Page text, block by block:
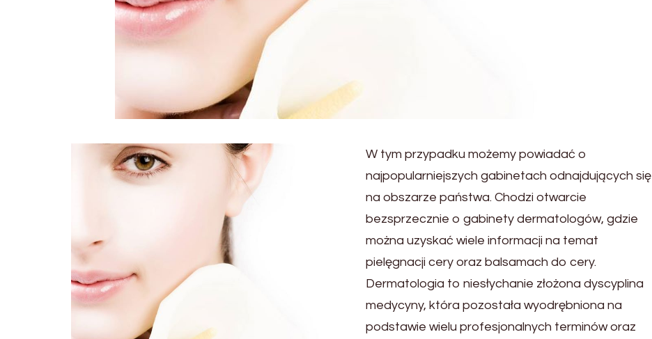
W tym przypadku możemy powiadać o
najpopularniejszych gabinetach odnajdujących się
na obszarze państwa. Chodzi otwarcie
bezsprzecznie o gabinety dermatologów, gdzie
można uzyskać wiele informacji na temat
pielęgnacji cery oraz balsamach do cery.
Dermatologia to niesłychanie złożona dyscyplina
medycyny, która pozostała wyodrębniona na
podstawie wielu profesjonalnych terminów oraz